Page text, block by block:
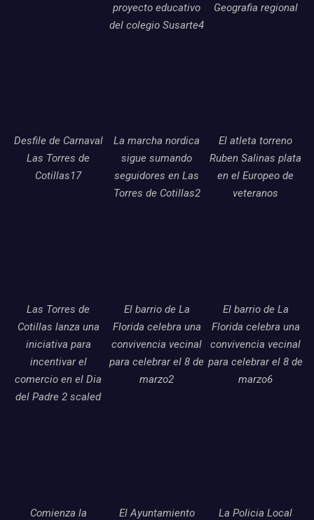
proyecto educativo
del colegio Susarte4
Geografia regional
Desfile de Carnaval
Las Torres de
Cotillas17
La marcha nordica
sigue sumando
seguidores en Las
Torres de Cotillas2
El atleta torreno
Ruben Salinas plata
en el Europeo de
veteranos
Las Torres de
Cotillas lanza una
iniciativa para
incentivar el
comercio en el Dia
del Padre 2 scaled
El barrio de La
Florida celebra una
convivencia vecinal
para celebrar el 8 de
marzo2
El barrio de La
Florida celebra una
convivencia vecinal
para celebrar el 8 de
marzo6
Comienza la
El Ayuntamiento
La Policia Local